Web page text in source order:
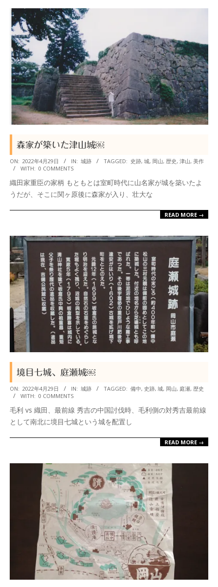
森家が築いた津山城￼
2022-
04-
29
ON: 2022年4月29日 IN: 城跡 TAGGED: 史跡, 城, 岡山, 歴史, 津山, 美作
WITH: 0 COMMENTS
織田家重臣の家柄 もともとは室町時代に山名家が城を築いたよ
うだが、そこに関ヶ原後に森家が入り、壮大な
READ MORE →
境目七城、庭瀬城￼
2022-
04-
29
ON: 2022年4月29日 IN: 城跡 TAGGED: 備中, 史跡, 城, 岡山, 庭瀬, 歴史
WITH: 0 COMMENTS
毛利 vs 織田、最前線 秀吉の中国討伐時、毛利側の対秀吉最前線
として南北に境目七城という城を配置し
READ MORE →